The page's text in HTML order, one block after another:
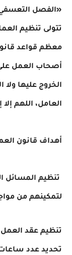
«الفصل
تتولى تنظيم
معظم قواعد
أصحاب العمل على
الخروج عليها
العامل، اللهم
أهداف قانون
تنظيم المسائل
لتمكينهم من
تنظيم عقد
تحديد عدد